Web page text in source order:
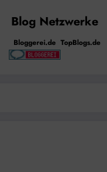
Bloggerei.de TopBlogs.de